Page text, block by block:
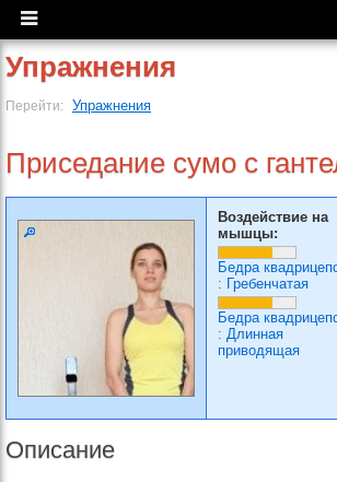
Упражнения
Перейти: Упражнения
Приседание сумо с
Воздействие на
мышцы:
Бедра
: Гребенчатая
Бедра
: Длинная
приводящая
Описание